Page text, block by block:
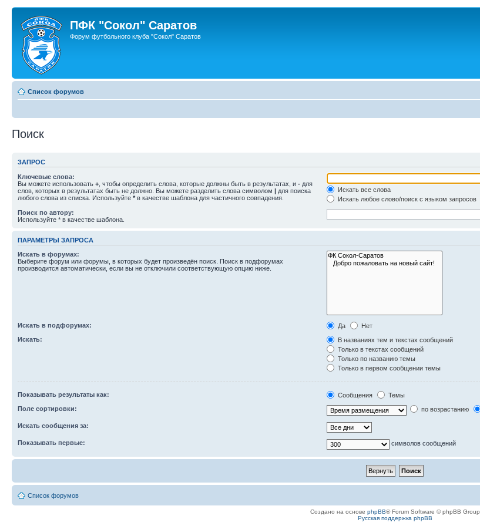
ПФК "Сокол" Саратов
Форум футбольного клуба "Сокол" Саратов
Список форумов
Поиск
ЗАПРОС
Ключевые слова:
Вы можете использовать + , чтобы определить слова, которые должны быть в результатах, и - для
слов, которых в результатах быть не должно. Вы можете разделить слова символом | для поиска
любого слова из списка. Используйте * в качестве шаблона для частичного совпадения.
Искать все слова
Искать любое слово/поиск с языком запросов
Поиск по автору:
Используйте * в качестве шаблона.
ПАРАМЕТРЫ ЗАПРОСА
Искать в форумах:
Выберите форум или форумы, в которых будет произведён поиск. Поиск в подфорумах
производится автоматически, если вы не отключили соответствующую опцию ниже.
Искать в подфорумах: Да
Нет
Искать:
В названиях тем и текстах сообщений
Только в текстах сообщений
Только по названию темы
Только в первом сообщении темы
Показывать результаты как: Сообщения
Темы
Поле сортировки:
по возрастанию
Искать сообщения за:
Показывать первые: символов сообщений
Список форумов
Создано на основе phpBB® Forum Software © phpBB Group
Русская поддержка phpBB